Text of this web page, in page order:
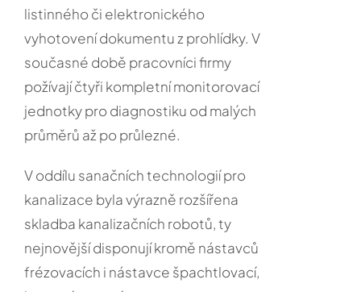
listinného či elektronického
vyhotovení dokumentu z prohlídky. V
současné době pracovníci firmy
požívají čtyři kompletní monitorovací
jednotky pro diagnostiku od malých
průměrů až po průlezné.
V oddílu sanačních technologií pro
kanalizace byla výrazně rozšířena
skladba kanalizačních robotů, ty
nejnovější disponují kromě nástavců
frézovacích i nástavce špachtlovací,